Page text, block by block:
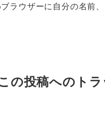
ラウザーに自分の名前
の投稿へのト